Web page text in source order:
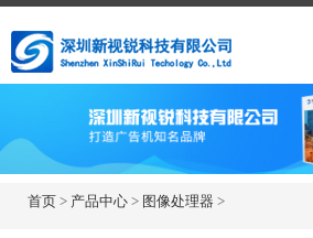
首页 > 产品中心 > 图像处理器 >